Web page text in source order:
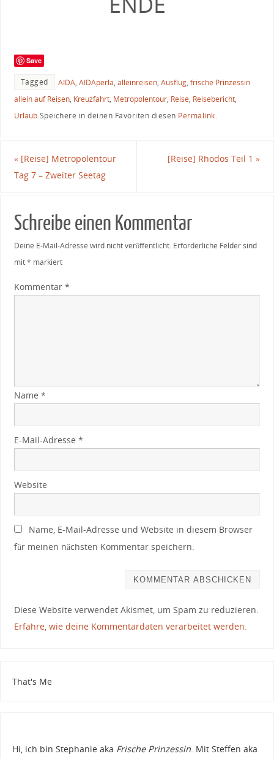
Save
Tagged AIDA, AIDAperla, alleinreisen, Ausflug, frische Prinzessin
allein auf Reisen, Kreuzfahrt, Metropolentour, Reise, Reisebericht,
Urlaub.Speichere in deinen Favoriten diesen Permalink.
«[Reise] Metropolentour
Tag 7 – Zweiter Seetag
[Reise] Rhodos Teil 1»
Schreibe einen Kommentar
Deine E-Mail-Adresse wird nicht veröffentlicht. Erforderliche Felder sind
mit* markiert
Kommentar *
Name *
E-Mail-Adresse *
Website
Name, E-Mail-Adresse und Website in diesem Browser
für meinen nächsten Kommentar speichern.
Diese Website verwendet Akismet, um Spam zu reduzieren.
Erfahre, wie deine Kommentardaten verarbeitet werden.
That's Me
Hi, ich bin Stephanie aka Frische Prinzessin. Mit Steffen aka